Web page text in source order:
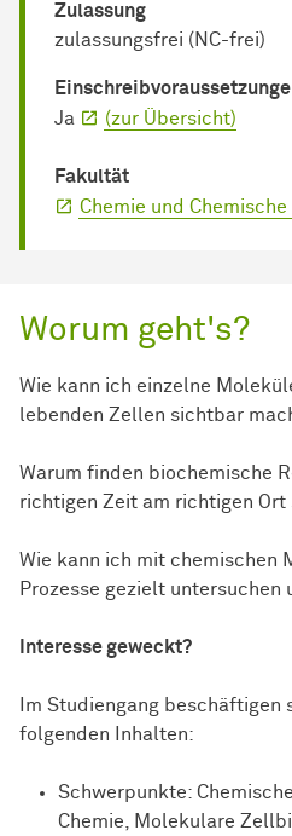
Zulassung
zulassungsfrei (NC-frei)
Ja
(zur Übersicht)
Fakultät
Chemie und
Worum geht's?
Wie kann ich einzelne
lebenden Zellen sichtbar
Warum finden biochemische
richtigen Zeit am richtigen Ort
Wie kann ich mit chemischen
Prozesse gezielt untersuchen
Interesse geweckt?
Im Studiengang beschäftigen
folgenden Inhalten:
Schwerpunkte:
Chemie, Molekulare